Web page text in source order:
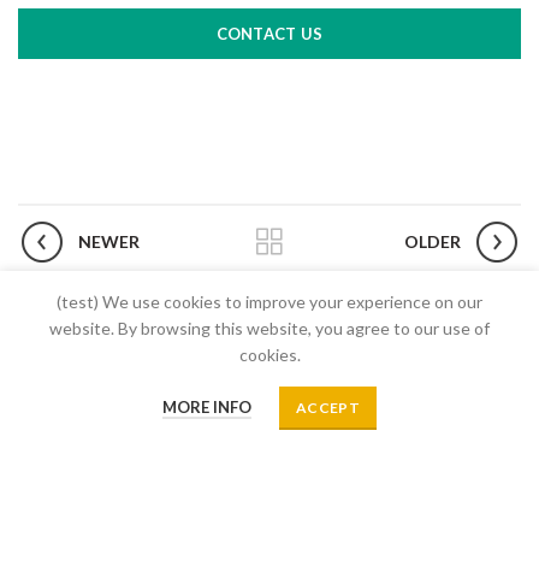
CONTACT US
NEWER OLDER
RELATED PROJECTS
(test) We use cookies to improve your experience on our
website. By browsing this website, you agree to our use of
cookies.
MORE INFO ACCEPT